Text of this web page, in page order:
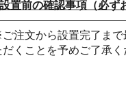
設置前の確認事項（必ず
注文から設置完了まで
だくことを予めご了承く